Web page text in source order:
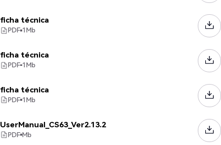
ficha técnica
PDF 1Mb
ficha técnica
PDF 1Mb
ficha técnica
PDF 1Mb
UserManual_CS63_Ver2.13.2
PDF Mb